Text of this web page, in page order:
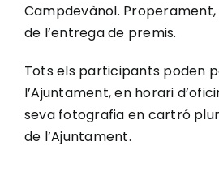
Campdevànol.
de l’entrega de premis.
Tots els participants poden
l’Ajuntament, en horari
seva fotografia en cartró
de l’Ajuntament.